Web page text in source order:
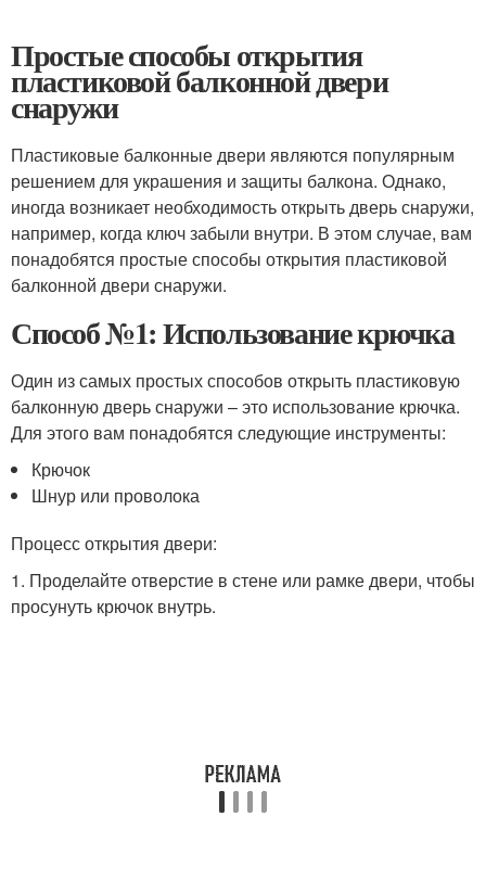
Простые способы открытия
пластиковой балконной двери
снаружи
Пластиковые балконные двери являются популярным
решением для украшения и защиты балкона. Однако,
иногда возникает необходимость открыть дверь снаружи,
например, когда ключ забыли внутри. В этом случае, вам
понадобятся простые способы открытия пластиковой
балконной двери снаружи.
Способ №1: Использование крючка
Один из самых простых способов открыть пластиковую
балконную дверь снаружи – это использование крючка.
Для этого вам понадобятся следующие инструменты:
Крючок
Шнур или проволока
Процесс открытия двери:
1. Проделайте отверстие в стене или рамке двери, чтобы
просунуть крючок внутрь.